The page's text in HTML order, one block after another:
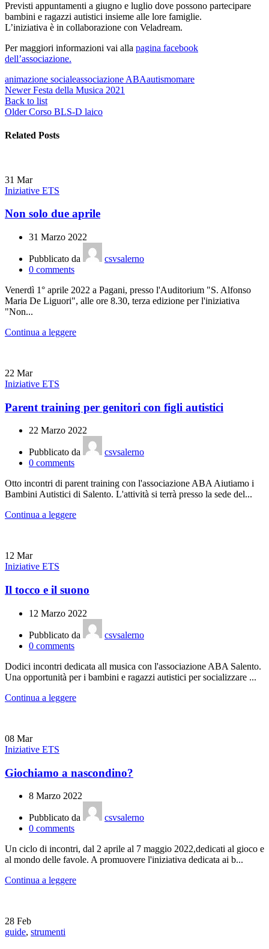
Previsti appuntamenti a giugno e luglio dove possono partecipare
bambini e ragazzi autistici insieme alle lore famiglie.
L’iniziativa è in collaborazione con Veladream.
Per maggiori informazioni vai alla pagina facebook
dell’associazione.
animazione socialeassociazione ABAautismomare
Newer Festa della Musica 2021
Back to list
Older Corso BLS-D laico
Related Posts
31 Mar
Iniziative ETS
Non solo due aprile
31 Marzo 2022
Pubblicato da
csvsalerno
0 comments
Venerdì 1° aprile 2022 a Pagani, presso l'Auditorium "S. Alfonso
Maria De Liguori", alle ore 8.30, terza edizione per l'iniziativa
"Non...
Continua a leggere
22 Mar
Iniziative ETS
Parent training per genitori con figli autistici
22 Marzo 2022
Pubblicato da
csvsalerno
0 comments
Otto incontri di parent training con l'associazione ABA Aiutiamo i
Bambini Autistici di Salento. L'attività si terrà presso la sede del...
Continua a leggere
12 Mar
Iniziative ETS
Il tocco e il suono
12 Marzo 2022
Pubblicato da
csvsalerno
0 comments
Dodici incontri dedicata all musica con l'associazione ABA Salento.
Una opportunità per i bambini e ragazzi autistici per socializzare ...
Continua a leggere
08 Mar
Iniziative ETS
Giochiamo a nascondino?
8 Marzo 2022
Pubblicato da
csvsalerno
0 comments
Un ciclo di incontri, dal 2 aprile al 7 maggio 2022,dedicati al gioco e
al mondo delle favole. A promuovere l'iniziativa dedicata ai b...
Continua a leggere
28 Feb
guide, strumenti